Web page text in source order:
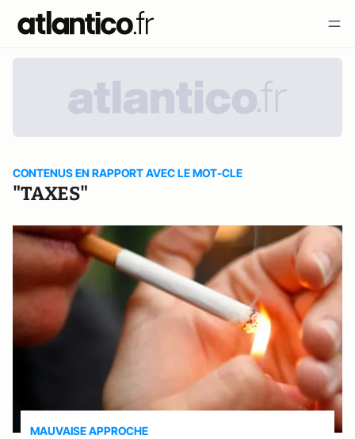
CONTENUS EN RAPPORT AVEC LE MOT-CLE
"TAXES"
MAUVAISE APPROCHE